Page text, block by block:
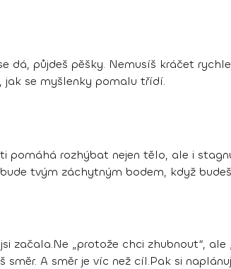
dá, půjdeš pěšky. Nemusíš kráčet
jak se myšlenky pomalu třídí.
pomáhá rozhýbat nejen tělo, ale i
tvým záchytným bodem, když
začala.Ne „protože chci zhubnout“,
směr. A směr je víc než cíl.Pak si